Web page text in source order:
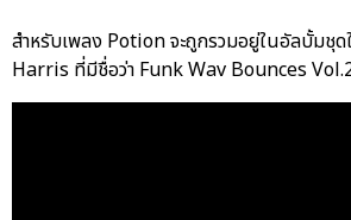
สำหรับเพลง Potion จะถูกรวมอยู่ในอัลบั้มชุ
Harris ที่มีชื่อว่า Funk Wav Bounces